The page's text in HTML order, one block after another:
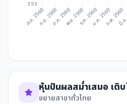
3.93
ส.ค. 2568ก.ย. 2568ต.ค. 2568พ.ย. 2568ธ.ค. 2568ม.ค. 2569ก.พ. 2569
มี.
หุ้นปันผลสม่ำเสมอ เติ
ขยายสาขาทั่วไทย